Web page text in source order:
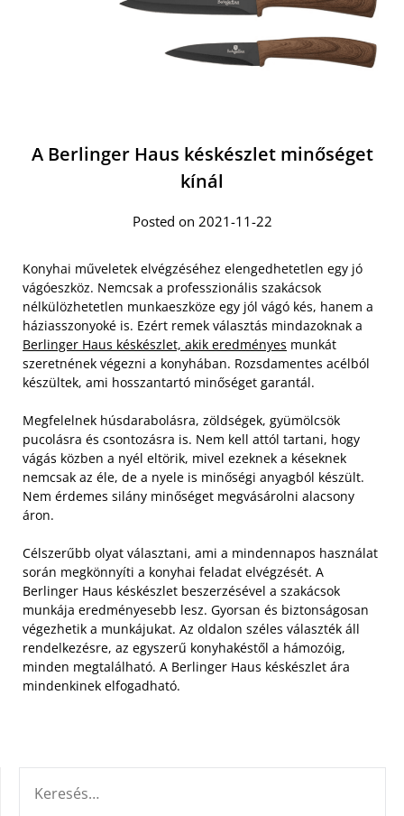
A Berlinger Haus késkészlet minőséget
kínál
Posted on 2021-11-22
Konyhai műveletek elvégzéséhez elengedhetetlen egy jó
vágóeszköz. Nemcsak a professzionális szakácsok
nélkülözhetetlen munkaeszköze egy jól vágó kés, hanem a
háziasszonyoké is. Ezért remek választás mindazoknak a
Berlinger Haus késkészlet, akik eredményes munkát
szeretnének végezni a konyhában. Rozsdamentes acélból
készültek, ami hosszantartó minőséget garantál.
Megfelelnek húsdarabolásra, zöldségek, gyümölcsök
pucolásra és csontozásra is. Nem kell attól tartani, hogy
vágás közben a nyél eltörik, mivel ezeknek a késeknek
nemcsak az éle, de a nyele is minőségi anyagból készült.
Nem érdemes silány minőséget megvásárolni alacsony
áron.
Célszerűbb olyat választani, ami a mindennapos használat
során megkönnyíti a konyhai feladat elvégzését. A
Berlinger Haus késkészlet beszerzésével a szakácsok
munkája eredményesebb lesz. Gyorsan és biztonságosan
végezhetik a munkájukat. Az oldalon széles választék áll
rendelkezésre, az egyszerű konyhakéstől a hámozóig,
minden megtalálható. A Berlinger Haus késkészlet ára
mindenkinek elfogadható.